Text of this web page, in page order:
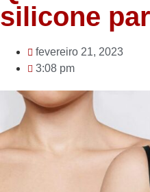
silicone
fevereiro 21, 2023
3:08 pm